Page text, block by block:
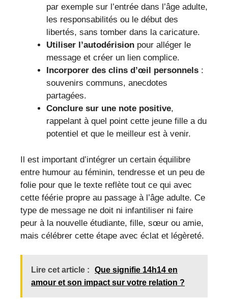
par exemple sur l’entrée dans l’âge adulte,
les responsabilités ou le début des
libertés, sans tomber dans la caricature.
Utiliser l’autodérision pour alléger le
message et créer un lien complice.
Incorporer des clins d’œil personnels :
souvenirs communs, anecdotes
partagées.
Conclure sur une note positive,
rappelant à quel point cette jeune fille a du
potentiel et que le meilleur est à venir.
Il est important d’intégrer un certain équilibre
entre humour au féminin, tendresse et un peu de
folie pour que le texte reflète tout ce qui avec
cette féérie propre au passage à l’âge adulte. Ce
type de message ne doit ni infantiliser ni faire
peur à la nouvelle étudiante, fille, sœur ou amie,
mais célébrer cette étape avec éclat et légèreté.
Lire cet article :
Que signifie 14h14 en
amour et son impact sur votre relation ?